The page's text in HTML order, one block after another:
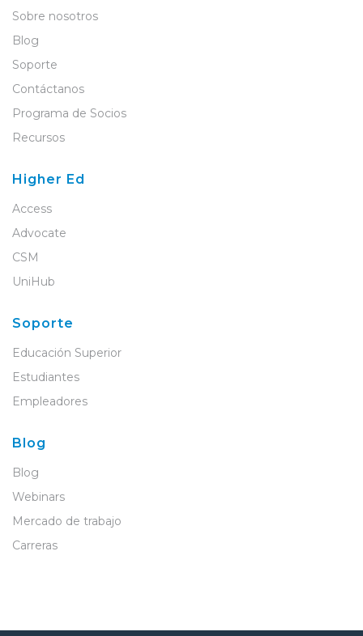
Sobre nosotros
Blog
Soporte
Contáctanos
Programa de Socios
Recursos
Higher Ed
Access
Advocate
CSM
UniHub
Soporte
Educación Superior
Estudiantes
Empleadores
Blog
Blog
Webinars
Mercado de trabajo
Carreras